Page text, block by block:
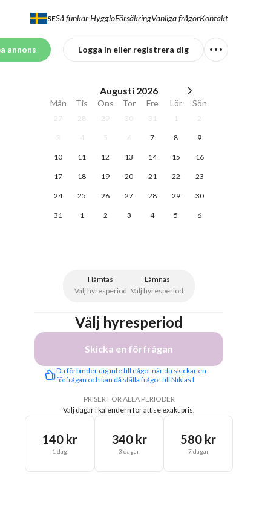
SESå funkar HyggloFörsäkringVanliga frågorKontakt
annons Logga in eller registrera dig
Augusti 2026
Mån Tis Ons Tor Fre Lör Sön
27 28 29 30 31 1 2
3 4 5 6 7 8 9
10 11 12 13 14 15 16
17 18 19 20 21 22 23
24 25 26 27 28 29 30
31 1 2 3 4 5 6
Hämtas
Välj hyresperiod
Lämnas
Välj hyresperiod
Välj hyresperiod
Skicka en förfrågan
Du förbinder dig inte till något när du skickar en
förfrågan och kan då ställa frågor till Niklas I
PRISER FÖR ALLA PERIODER
Välj dagar i kalendern för att se exakt pris.
140 kr
1 dag
340 kr
3 dagar
580 kr
7 dagar